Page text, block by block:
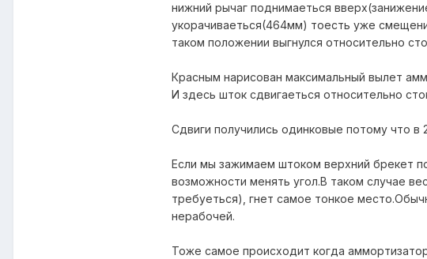
нижний рычаг поднимаеться
укорачиваеться(464мм) тоесть уже
таком положении выгнулся относительно
Красным нарисован максимальный вылет
И здесь шток сдвигаеться относительно
Сдвиги получились одинковые потому что
Если мы зажимаем штоком верхний брекет
возможности менять угол.В таком случае
требуеться), гнет самое тонкое
нерабочей.
Тоже самое происходит когда